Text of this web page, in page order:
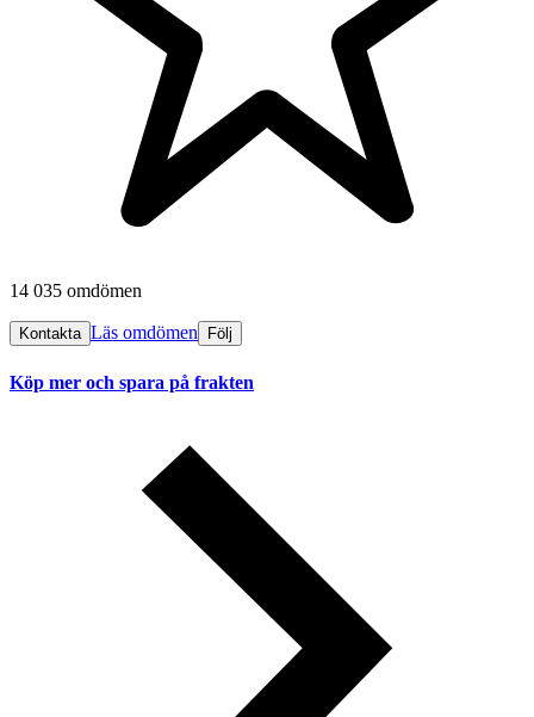
14 035 omdömen
Kontakta Läs omdömen Följ
Köp mer och spara på frakten